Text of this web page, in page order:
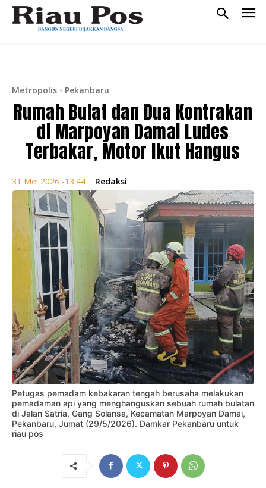
Metropolis Pekanbaru
Rumah Bulat dan Dua Kontrakan
di Marpoyan Damai Ludes
Terbakar, Motor Ikut Hangus
31 Mei 2026 -13:44 | Redaksi
Petugas pemadam kebakaran tengah berusaha melakukan
pemadaman api yang menghanguskan sebuah rumah bulatan
di Jalan Satria, Gang Solansa, Kecamatan Marpoyan Damai,
Pekanbaru, Jumat (29/5/2026). Damkar Pekanbaru untuk
riau pos